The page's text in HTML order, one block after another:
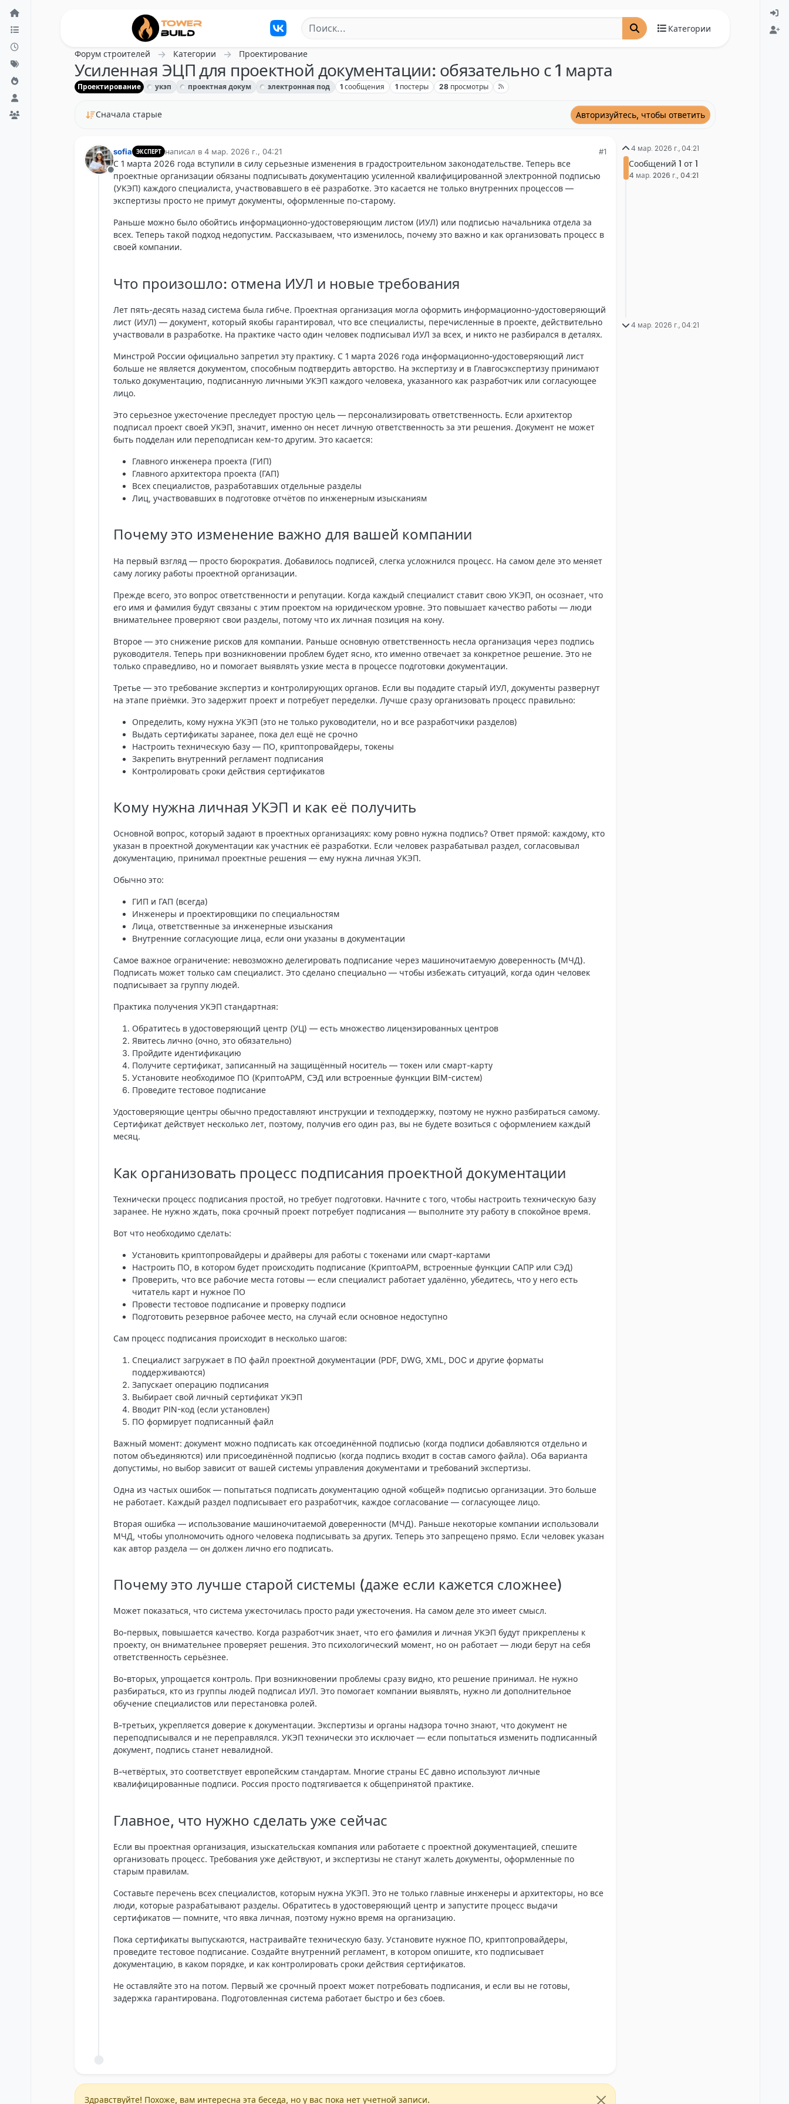
Перейти к содержанию
Категории
Форум строителей Категории Проектирование
Усиленная ЭЦП для проектной документации: обязательно с 1 марта
Проектирование укэп проектная докум электронная под 1 сообщения 1 постеры 28 просмотры
Сначала старые Авторизуйтесь, чтобы ответить
Не в сети
sofia ЭКСПЕРТ написал в 4 мар. 2026 г., 04:21
отредактировано
#1
С 1 марта 2026 года вступили в силу серьезные изменения в градостроительном законодательстве. Теперь все
проектные организации обязаны подписывать документацию усиленной квалифицированной электронной подписью
(УКЭП) каждого специалиста, участвовавшего в её разработке. Это касается не только внутренних процессов —
экспертизы просто не примут документы, оформленные по-старому.
Раньше можно было обойтись информационно-удостоверяющим листом (ИУЛ) или подписью начальника отдела за
всех. Теперь такой подход недопустим. Рассказываем, что изменилось, почему это важно и как организовать процесс в
своей компании.
Что произошло: отмена ИУЛ и новые требования
Лет пять-десять назад система была гибче. Проектная организация могла оформить информационно-удостоверяющий
лист (ИУЛ) — документ, который якобы гарантировал, что все специалисты, перечисленные в проекте, действительно
участвовали в разработке. На практике часто один человек подписывал ИУЛ за всех, и никто не разбирался в деталях.
Минстрой России официально запретил эту практику. С 1 марта 2026 года информационно-удостоверяющий лист
больше не является документом, способным подтвердить авторство. На экспертизу и в Главгосэкспертизу принимают
только документацию, подписанную личными УКЭП каждого человека, указанного как разработчик или согласующее
лицо.
Это серьезное ужесточение преследует простую цель — персонализировать ответственность. Если архитектор
подписал проект своей УКЭП, значит, именно он несет личную ответственность за эти решения. Документ не может
быть подделан или переподписан кем-то другим. Это касается:
Главного инженера проекта (ГИП)
Главного архитектора проекта (ГАП)
Всех специалистов, разработавших отдельные разделы
Лиц, участвовавших в подготовке отчётов по инженерным изысканиям
Почему это изменение важно для вашей компании
На первый взгляд — просто бюрократия. Добавилось подписей, слегка усложнился процесс. На самом деле это меняет
саму логику работы проектной организации.
Прежде всего, это вопрос ответственности и репутации. Когда каждый специалист ставит свою УКЭП, он осознает, что
его имя и фамилия будут связаны с этим проектом на юридическом уровне. Это повышает качество работы — люди
внимательнее проверяют свои разделы, потому что их личная позиция на кону.
Второе — этоснижение рисков для компании. Раньше основную ответственность несла организация через подпись
руководителя. Теперь при возникновении проблем будет ясно, кто именно отвечает за конкретное решение. Это не
только справедливо, но и помогает выявлять узкие места в процессе подготовки документации.
Третье — этотребование экспертиз и контролирующих органов. Если вы подадите старый ИУЛ, документы развернут
на этапе приёмки. Это задержит проект и потребует переделки. Лучше сразу организовать процесс правильно:
Определить, кому нужна УКЭП (это не только руководители, но и все разработчики разделов)
Выдать сертификаты заранее, пока дел ещё не срочно
Настроить техническую базу — ПО, криптопровайдеры, токены
Закрепить внутренний регламент подписания
Контролировать сроки действия сертификатов
Кому нужна личная УКЭП и как её получить
Основной вопрос, который задают в проектных организациях: кому ровно нужна подпись? Ответ прямой: каждому, кто
указан в проектной документации как участник её разработки. Если человек разрабатывал раздел, согласовывал
документацию, принимал проектные решения — ему нужна личная УКЭП.
Обычно это:
ГИП и ГАП (всегда)
Инженеры и проектировщики по специальностям
Лица, ответственные за инженерные изыскания
Внутренние согласующие лица, если они указаны в документации
Самое важное ограничение: невозможно делегировать подписание через машиночитаемую доверенность (МЧД).
Подписать может только сам специалист. Это сделано специально — чтобы избежать ситуаций, когда один человек
подписывает за группу людей.
Практика получения УКЭП стандартная:
Обратитесь в удостоверяющий центр (УЦ) — есть множество лицензированных центров
Явитесь лично (очно, это обязательно)
Пройдите идентификацию
Получите сертификат, записанный на защищённый носитель — токен или смарт-карту
Установите необходимое ПО (КриптоАРМ, СЭД или встроенные функции BIM-систем)
Проведите тестовое подписание
Удостоверяющие центры обычно предоставляют инструкции и техподдержку, поэтому не нужно разбираться самому.
Сертификат действует несколько лет, поэтому, получив его один раз, вы не будете возиться с оформлением каждый
месяц.
Как организовать процесс подписания проектной документации
Технически процесс подписания простой, но требует подготовки. Начните с того, чтобы настроить техническую базу
заранее. Не нужно ждать, пока срочный проект потребует подписания — выполните эту работу в спокойное время.
Вот что необходимо сделать:
Установить криптопровайдеры и драйверы для работы с токенами или смарт-картами
Настроить ПО, в котором будет происходить подписание (КриптоАРМ, встроенные функции САПР или СЭД)
Проверить, что все рабочие места готовы — если специалист работает удалённо, убедитесь, что у него есть
читатель карт и нужное ПО
Провести тестовое подписание и проверку подписи
Подготовить резервное рабочее место, на случай если основное недоступно
Сам процесс подписания происходит в несколько шагов:
Специалист загружает в ПО файл проектной документации (PDF, DWG, XML, DOC и другие форматы
поддерживаются)
Запускает операцию подписания
Выбирает свой личный сертификат УКЭП
Вводит PIN-код (если установлен)
ПО формирует подписанный файл
Важный момент: документ можно подписать какотсоединённой подписью (когда подписи добавляются отдельно и
потом объединяются) или присоединённой подписью (когда подпись входит в состав самого файла). Оба варианта
допустимы, но выбор зависит от вашей системы управления документами и требований экспертизы.
Одна из частых ошибок — попытаться подписать документацию одной «общей» подписью организации.Это больше
не работает. Каждый раздел подписывает его разработчик, каждое согласование — согласующее лицо.
Вторая ошибка — использование машиночитаемой доверенности (МЧД). Раньше некоторые компании использовали
МЧД, чтобы уполномочить одного человека подписывать за других. Теперь это запрещено прямо. Если человек указан
как автор раздела — он должен лично его подписать.
Почему это лучше старой системы (даже если кажется сложнее)
Может показаться, что система ужесточилась просто ради ужесточения. На самом деле это имеет смысл.
Во-первых, повышается качество. Когда разработчик знает, что его фамилия и личная УКЭП будут прикреплены к
проекту, он внимательнее проверяет решения. Это психологический момент, но он работает — люди берут на себя
ответственность серьёзнее.
Во-вторых, упрощается контроль. При возникновении проблемы сразу видно, кто решение принимал. Не нужно
разбираться, кто из группы людей подписал ИУЛ. Это помогает компании выявлять, нужно ли дополнительное
обучение специалистов или перестановка ролей.
В-третьих, укрепляется доверие к документации. Экспертизы и органы надзора точно знают, что документ не
переподписывался и не переправлялся. УКЭП технически это исключает — если попытаться изменить подписанный
документ, подпись станет невалидной.
В-четвёртых, это соответствует европейским стандартам. Многие страны ЕС давно используют личные
квалифицированные подписи. Россия просто подтягивается к общепринятой практике.
Главное, что нужно сделать уже сейчас
Если вы проектная организация, изыскательская компания или работаете с проектной документацией, спешите
организовать процесс. Требования уже действуют, и экспертизы не станут жалеть документы, оформленные по
старым правилам.
Составьте перечень всех специалистов, которым нужна УКЭП. Это не только главные инженеры и архитекторы, но все
люди, которые разрабатывают разделы. Обратитесь в удостоверяющий центр и запустите процесс выдачи
сертификатов — помните, что явка личная, поэтому нужно время на организацию.
Пока сертификаты выпускаются, настраивайте техническую базу. Установите нужное ПО, криптопровайдеры,
проведите тестовое подписание. Создайте внутренний регламент, в котором опишите, кто подписывает
документацию, в каком порядке, и как контролировать сроки действия сертификатов.
Не оставляйте это на потом. Первый же срочный проект может потребовать подписания, и если вы не готовы,
задержка гарантирована. Подготовленная система работает быстро и без сбоев.
Здравствуйте! Похоже, вам интересна эта беседа, но у вас пока нет учетной записи.
4 мар. 2026 г., 04:21
Сообщений 1 от 1
4 мар. 2026 г., 04:21
4 мар. 2026 г., 04:21